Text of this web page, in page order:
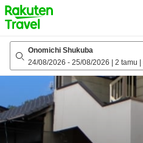
to
top
page
Onomichi Shukuba
24/08/2026 - 25/08/2026 2 tamu